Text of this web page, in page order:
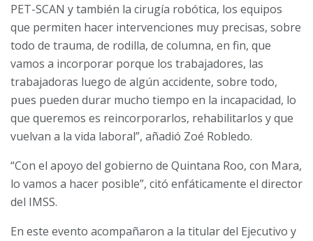
PET-SCAN y también la cirugía robótica, los equipos
que permiten hacer intervenciones muy precisas, sobre
todo de trauma, de rodilla, de columna, en fin, que
vamos a incorporar porque los trabajadores, las
trabajadoras luego de algún accidente, sobre todo,
pues pueden durar mucho tiempo en la incapacidad, lo
que queremos es reincorporarlos, rehabilitarlos y que
vuelvan a la vida laboral”, añadió Zoé Robledo.
“Con el apoyo del gobierno de Quintana Roo, con Mara,
lo vamos a hacer posible”, citó enfáticamente el director
del IMSS.
En este evento acompañaron a la titular del Ejecutivo y